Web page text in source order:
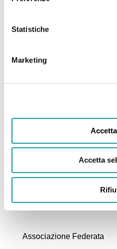
Statistiche
Marketing
Accetta
c/o IRCCS Policlinico
Struttura Semplice
Associazione Federata